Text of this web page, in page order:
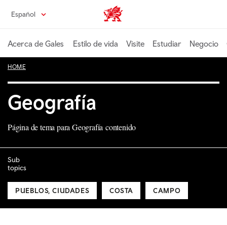
principal
Español Wales home
Acerca de Gales Estilo de vida Visite Estudiar Negocio
HOME
Geografía
Página de tema para Geografía contenido
Sub
topics
PUEBLOS, CIUDADES COSTA CAMPO